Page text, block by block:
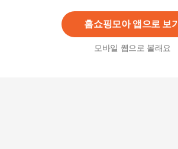
홈쇼핑모아 앱으로 보기
모바일 웹으로 볼래요
3%9,610원